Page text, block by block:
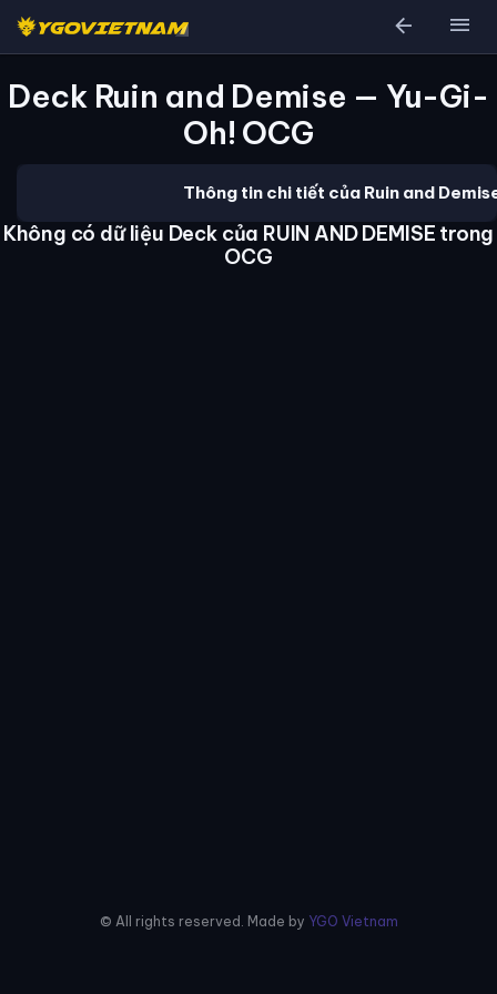
arrow_back menu
Deck Ruin and Demise — Yu-Gi-
Oh! OCG
Thông tin chi tiết của Ruin and
Không có dữ liệu Deck của RUIN AND DEMISE trong
OCG
© All rights reserved. Made by YGO Vietnam